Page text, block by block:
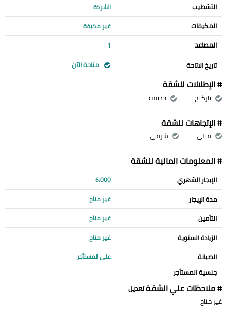
التشطيب الشركة
المكيفات غير مكيفة
المصاعد 1
تاريخ الاتاحة متاحة الآن
# الإطلالات للشقة
باركنج حديقة
# الإتجاهات للشقة
قبلي شرقي
# المعلومات المالية للشقة
الإيجار الشهري 6,000
مدة الإيجار غير متاح
التأمين غير متاح
الزيادة السنوية غير متاح
الصيانة على المستأجر
جنسية المستأجر
# ملاحظات علي الشقةتعديل
غير متاح